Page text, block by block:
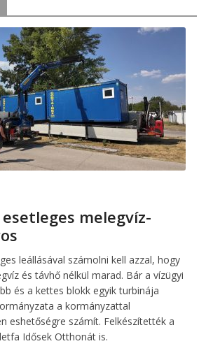
melegvíz-
leállásával számolni kell azzal, hogy
és távhő nélkül marad. Bár a vízügyi
és a kettes blokk egyik turbinája
a kormányzattal
eshetőségre számít. Felkészítették a
Idősek Otthonát is.